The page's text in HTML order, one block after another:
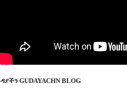
GUDAYACHN BLOG